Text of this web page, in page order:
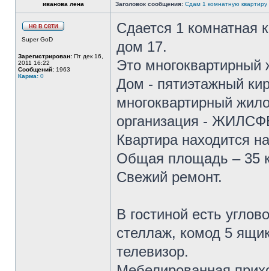
иванова лена Заголовок сообщения: Сдам 1 комнатную
Super GoD
Зарегистрирован: Пт дек 16,
2011 16:22
Сообщений: 1963
Карма: 0
Сдается 1 комнатная
дом 17.
Это многоквартирный
Дом - пятиэтажный
многоквартирный
организация -
Квартира находится
Общая площадь – 35
Свежий ремонт.
В гостиной есть
стеллаж, комод 5
телевизор.